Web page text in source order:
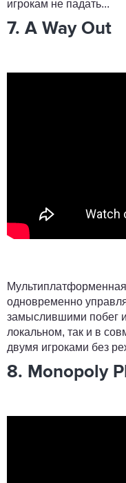
игрокам не падать...
7. A Way Out
одновременно
замыслившими побег
локальном, так и в
двумя игроками без
8. Monopoly